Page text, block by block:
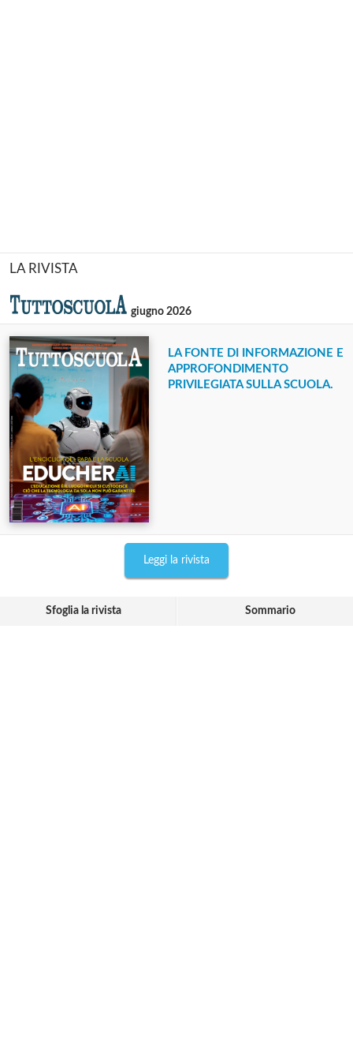
LA RIVISTA
giugno 2026
LA FONTE DI INFORMAZIONE E
APPROFONDIMENTO
PRIVILEGIATA SULLA SCUOLA.
Leggi la rivista
Sfoglia la rivista Sommario